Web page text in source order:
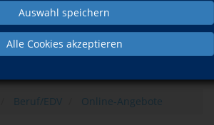
Auswahl speichern
Alle Cookies akzeptieren
Beruf/EDV Online-Angebote